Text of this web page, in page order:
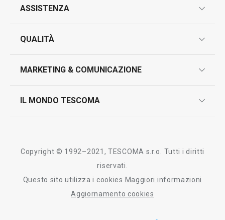
ASSISTENZA
contatti
QUALITÀ
test sui prodotti
MARKETING & COMUNICAZIONE
IL MONDO TESCOMA
Tescoma nel mondo
Copyright © 1992–2021, TESCOMA s.r.o. Tutti i diritti
riservati.
Questo sito utilizza i cookies Maggiori informazioni
Aggiornamento cookies